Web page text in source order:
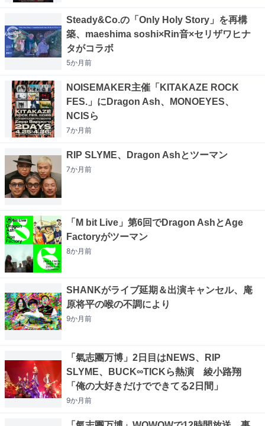
Steady&Co.の「Only Holy Story」を再構
築、maeshima soshi×Rin音×セリザワヒナ
タがコラボ
5か月前
NOISEMAKER主催「KITAKAZE ROCK
FES.」にDragon Ash、MONOEYES、
NCISら
7か月前
RIP SLYME、Dragon Ashとツーマン
7か月前
「M bit Live」第6回でDragon AshとAge
Factoryがツーマン
8か月前
SHANKがライブ延期＆出演キャンセル、庵
原将平の喉の不調により
9か月前
「氣志團万博」2日目はNEWS、RIP
SLYME、BUCK∞TICKら熱演 綾小路翔
「俺の大好きだけでできてる2日間」
9か月前